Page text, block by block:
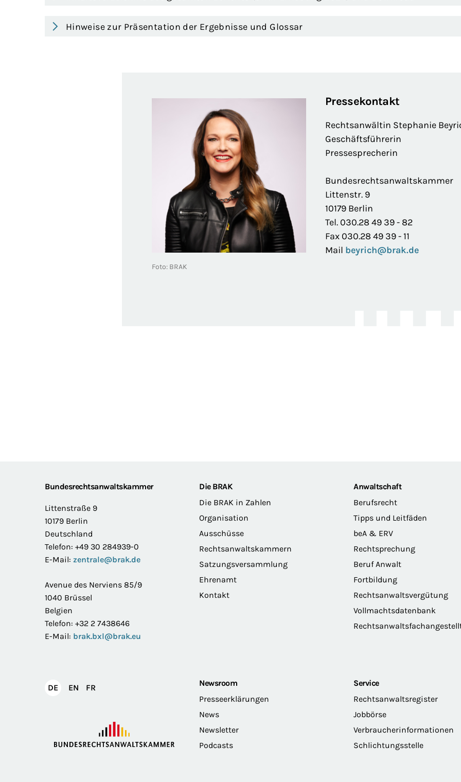
Hinweise zur Präsentation der Ergebnisse und Glossar
Foto: BRAK
Pressekontakt
Rechtsanwältin Stephanie
Geschäftsführerin
Pressesprecherin
Bundesrechtsanwaltskammer
Littenstr. 9
10179 Berlin
Tel. 030.28 49 39 - 82
Fax 030.28 49 39 - 11
Mail beyrich@brak.de
FooterBundesrechtsanwaltskammer
Littenstraße 9
10179 Berlin
Deutschland
Telefon: +49 30 284939-0
E-Mail: zentrale@brak.de
Avenue des Nerviens 85/9
1040 Brüssel
Belgien
Telefon: +32 2 7438646
E-Mail: brak.bxl@brak.eu
Die BRAK
Die BRAK in Zahlen
Organisation
Ausschüsse
Rechtsanwaltskammern
Satzungsversammlung
Ehrenamt
Kontakt
Anwaltschaft
Berufsrecht
Tipps und Leitfäden
beA & ERV
Rechtsprechung
Beruf Anwalt
Fortbildung
Rechtsanwaltsvergütung
Vollmachtsdatenbank
DEDeutsch
EN English
FR
Newsroom
Presseerklärungen
News
Newsletter
Podcasts
Service
Rechtsanwaltsregister
Jobbörse
Verbraucherinformationen
Schlichtungsstelle